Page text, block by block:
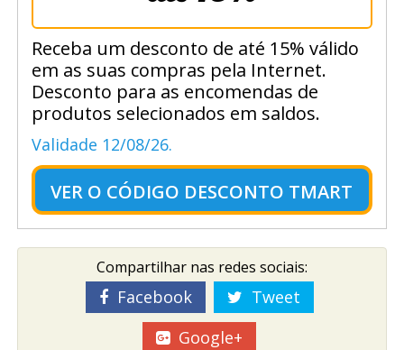
Receba um desconto de até 15% válido
em as suas compras pela Internet.
Desconto para as encomendas de
produtos selecionados em saldos.
Validade 12/08/26.
VER O CÓDIGO DESCONTO TMART
Compartilhar nas redes sociais:
Facebook
Tweet
Google+